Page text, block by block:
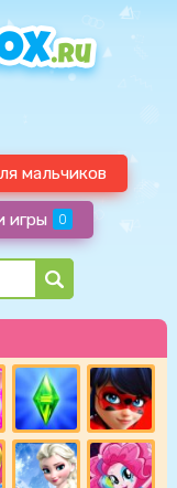
мальчиков
игры 0